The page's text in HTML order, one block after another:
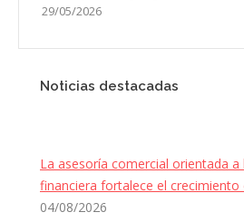
29/05/2026
Noticias destacadas
La asesoría comercial orientada a
financiera fortalece el crecimiento
04/08/2026